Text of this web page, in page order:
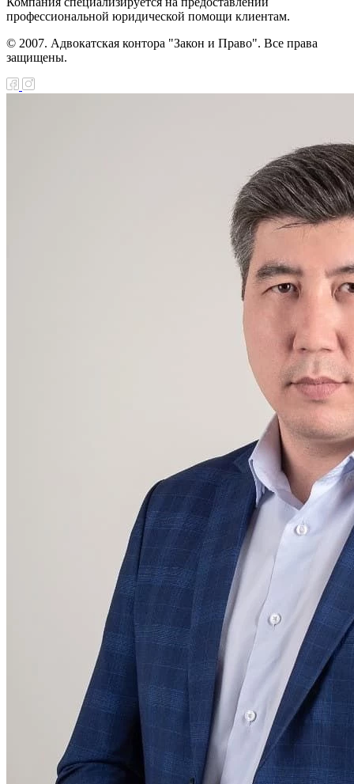
профессиональной юридической помощи клиентам.
© 2007. Адвокатская контора "Закон и Право". Все права
защищены.